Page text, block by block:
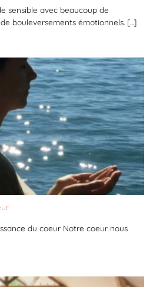
sensible avec beaucoup de
bouleversements émotionnels. [...]
du coeur Notre coeur nous